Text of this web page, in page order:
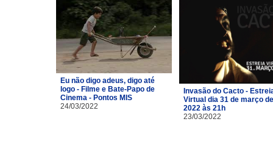
Eu não digo adeus, digo até
logo - Filme e Bate-Papo de
Cinema - Pontos MIS
24/03/2022
Invasão do Cacto -
Virtual dia 31 de março de
2022 às 21h
23/03/2022